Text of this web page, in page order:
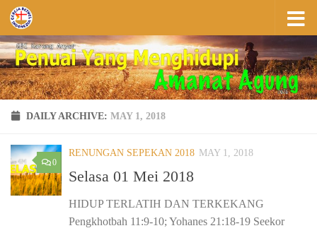
Skip to content
DAILY ARCHIVE: MAY 1, 2018
0
RENUNGAN SEPEKAN 2018 MAY 1, 2018
Selasa 01 Mei 2018
HIDUP TERLATIH DAN TERKEKANG
Pengkhotbah 11:9-10; Yohanes 21:18-19 Seekor